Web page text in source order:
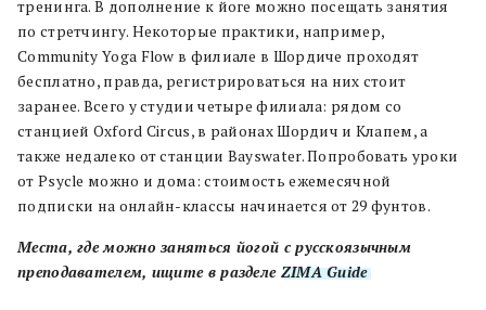
тренинга. В дополнение к йоге можно посещать занятия
по стретчингу. Некоторые практики, например,
Community Yoga Flow в филиале в Шордиче проходят
бесплатно, правда, регистрироваться на них стоит
заранее. Всего у студии четыре филиала: рядом со
станцией Oxford Circus, в районах Шордич и Клапем, а
также недалеко от станции Bayswater. Попробовать уроки
от Psycle можно и дома: стоимость ежемесячной
подписки на онлайн-классы начинается от 29 фунтов.
Места, где можно заняться йогой с русскоязычным
преподавателем, ищите в разделе ZIMA Guide.